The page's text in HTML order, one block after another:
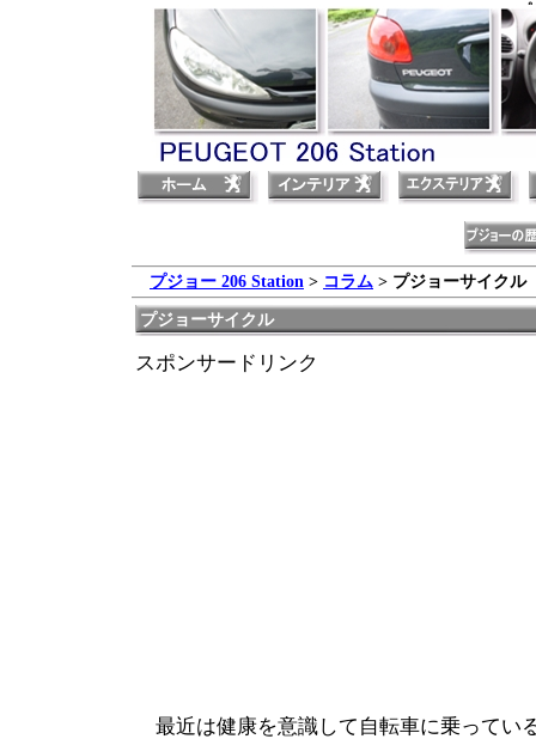
プ
プジョー 206 Station > コラム > プジョーサイクル
プジョーサイクル
スポンサードリンク
最近は健康を意識して自転車に乗ってい